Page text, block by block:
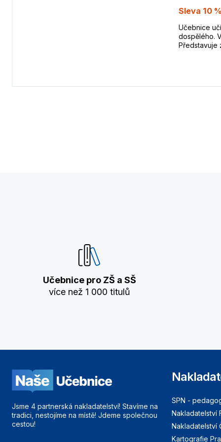
Sleva 10
Učebnice
dospělého.
Představuje
Učebnice pro ZŠ a SŠ
více než 1 000 titulů
Jsme 4 partnerská nakladatelství! Stavíme na
tradici, nestojíme na místě! Jdeme společnou
cestou!
SPN -
Nakladatelství
Kartografie